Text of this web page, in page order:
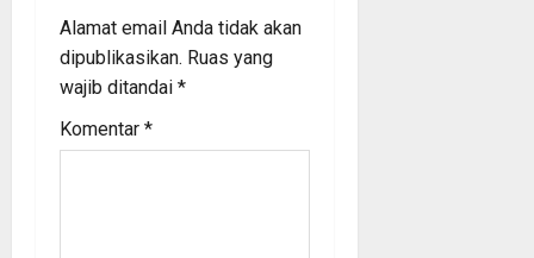
g
a
t
Alamat email Anda tidak akan
dipublikasikan. Ruas yang
wajib ditandai *
Komentar *